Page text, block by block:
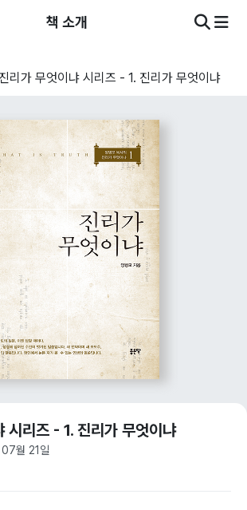
책 소개
진리가 무엇이냐 시리즈 - 1. 진리가 무엇이냐
시리즈 - 1. 진리가 무엇이냐
월 21일